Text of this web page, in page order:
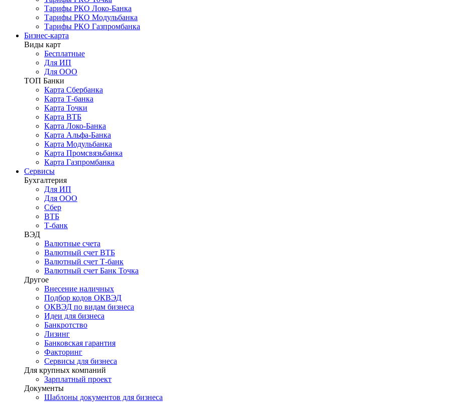
Тарифы РКО Локо-Банка
Тарифы РКО Модульбанка
Тарифы РКО Газпромбанка
Бизнес-карта
Виды карт
Бесплатные
Для ИП
Для ООО
ТОП Банки
Карта Сбербанка
Карта Т-банка
Карта Точки
Карта ВТБ
Карта Локо-Банка
Карта Альфа-Банка
Карта Модульбанка
Карта Промсвязьбанка
Карта Газпромбанка
Сервисы
Бухгалтерия
Для ИП
Для ООО
Сбер
ВТБ
Т-банк
ВЭД
Валютные счета
Валютный счет ВТБ
Валютный счет Т-банк
Валютный счет Банк Точка
Другое
Внесение наличных
Подбор кодов ОКВЭД
ОКВЭД по видам бизнеса
Идеи для бизнеса
Банкротство
Лизинг
Банковская гарантия
Факторинг
Сервисы для бизнеса
Для крупных компаний
Зарплатный проект
Документы
Шаблоны документов для бизнеса